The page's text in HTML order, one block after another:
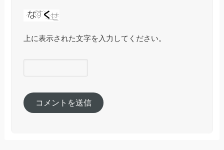
上に表示された文字を入力してください。